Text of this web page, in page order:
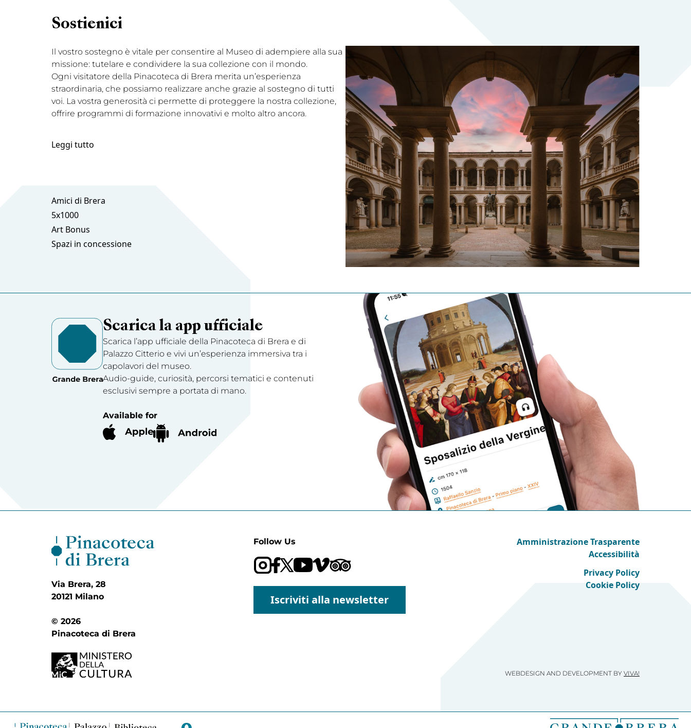
Sostienici
Il vostro sostegno è vitale per consentire al Museo di adempiere alla sua
missione: tutelare e condividere la sua collezione con il mondo.
Ogni visitatore della Pinacoteca di Brera merita un’esperienza
straordinaria, che possiamo realizzare anche grazie al sostegno di tutti
voi. La vostra generosità ci permette di proteggere la nostra collezione,
offrire programmi di formazione innovativi e molto altro ancora.
Leggi tutto
Amici di Brera
5x1000
Art Bonus
Spazi in concessione
Scarica la app ufficiale
Scarica l’app ufficiale della Pinacoteca di Brera e di
Palazzo Citterio e vivi un’esperienza immersiva tra i
capolavori del museo.
Audio-guide, curiosità, percorsi tematici e contenuti
esclusivi sempre a portata di mano.
Available for
Via Brera, 28
20121 Milano
© 2026
Pinacoteca di Brera
Follow Us
Iscriviti alla newsletter
Amministrazione Trasparente
Accessibilità
Privacy Policy
Cookie Policy
WEBDESIGN AND DEVELOPMENT BY VIVA!